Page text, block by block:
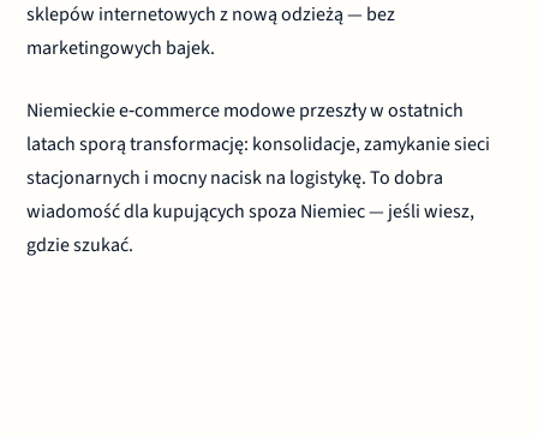
sklepów internetowych z nową odzieżą — bez
marketingowych bajek.
Niemieckie e‑commerce modowe przeszły w ostatnich
latach sporą transformację: konsolidacje, zamykanie sieci
stacjonarnych i mocny nacisk na logistykę. To dobra
wiadomość dla kupujących spoza Niemiec — jeśli wiesz,
gdzie szukać.